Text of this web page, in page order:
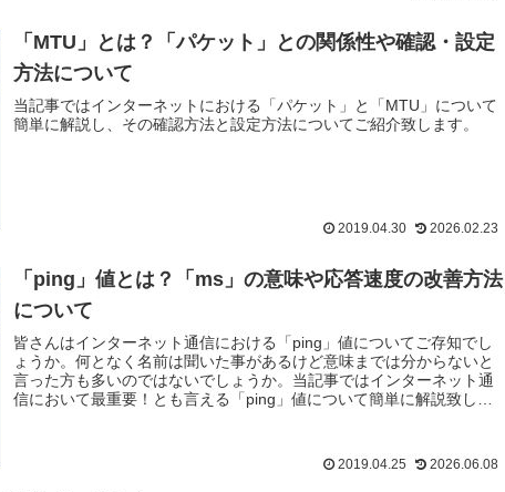
「MTU」とは？「パケット」との関係性や確認・設定
方法について
当記事ではインターネットにおける「パケット」と「MTU」について
簡単に解説し、その確認方法と設定方法についてご紹介致します。
2019.04.30 2026.02.23
「ping」値とは？「ms」の意味や応答速度の改善方法
について
皆さんはインターネット通信における「ping」値についてご存知でし
ょうか。何となく名前は聞いた事があるけど意味までは分からないと
言った方も多いのではないでしょうか。当記事ではインターネット通
信において最重要！とも言える「ping」値について簡単に解説致しま
2019.04.25 2026.06.08